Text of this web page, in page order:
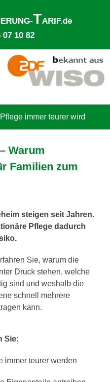
TARIF.de
07 10 82
immer teurer wird
Warum
Familien zum
steigen seit Jahren.
Pflege dadurch
Sie, warum die
Druck stehen, welche
sind und weshalb die
schnell mehrere
kann.
Sie:
immer teurer werden